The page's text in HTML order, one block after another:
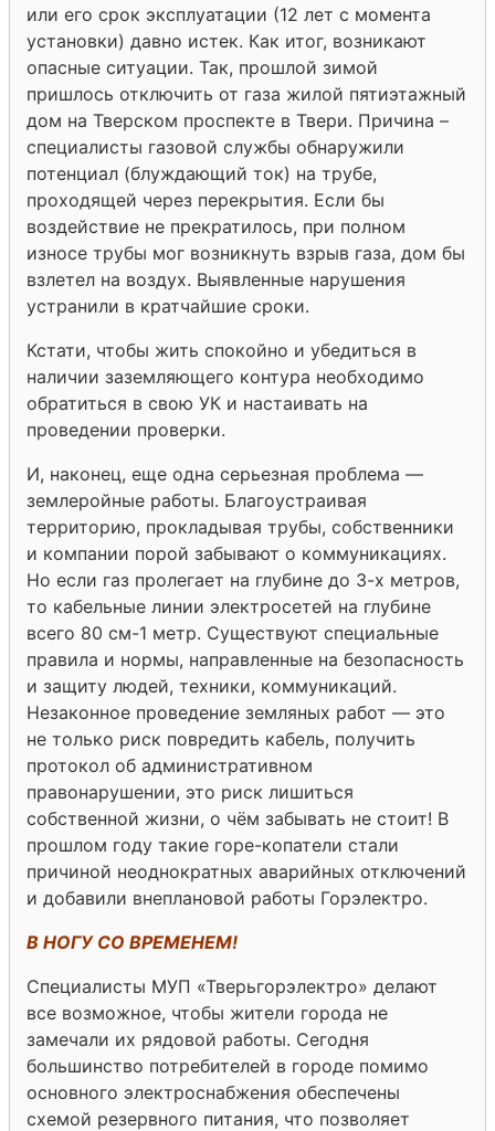
или его срок эксплуатации (12 лет с момента
установки) давно истек. Как итог, возникают
опасные ситуации. Так, прошлой зимой
пришлось отключить от газа жилой пятиэтажный
дом на Тверском проспекте в Твери. Причина –
специалисты газовой службы обнаружили
потенциал (блуждающий ток) на трубе,
проходящей через перекрытия. Если бы
воздействие не прекратилось, при полном
износе трубы мог возникнуть взрыв газа, дом бы
взлетел на воздух. Выявленные нарушения
устранили в кратчайшие сроки.
Кстати, чтобы жить спокойно и убедиться в
наличии заземляющего контура необходимо
обратиться в свою УК и настаивать на
проведении проверки.
И, наконец, еще одна серьезная проблема —
землеройные работы. Благоустраивая
территорию, прокладывая трубы, собственники
и компании порой забывают о коммуникациях.
Но если газ пролегает на глубине до 3-х метров,
то кабельные линии электросетей на глубине
всего 80 см-1 метр. Существуют специальные
правила и нормы, направленные на безопасность
и защиту людей, техники, коммуникаций.
Незаконное проведение земляных работ — это
не только риск повредить кабель, получить
протокол об административном
правонарушении, это риск лишиться
собственной жизни, о чём забывать не стоит! В
прошлом году такие горе-копатели стали
причиной неоднократных аварийных отключений
и добавили внеплановой работы Горэлектро.
В НОГУ СО ВРЕМЕНЕМ!
Специалисты МУП «Тверьгорэлектро» делают
все возможное, чтобы жители города не
замечали их рядовой работы. Сегодня
большинство потребителей в городе помимо
основного электроснабжения обеспечены
схемой резервного питания, что позволяет